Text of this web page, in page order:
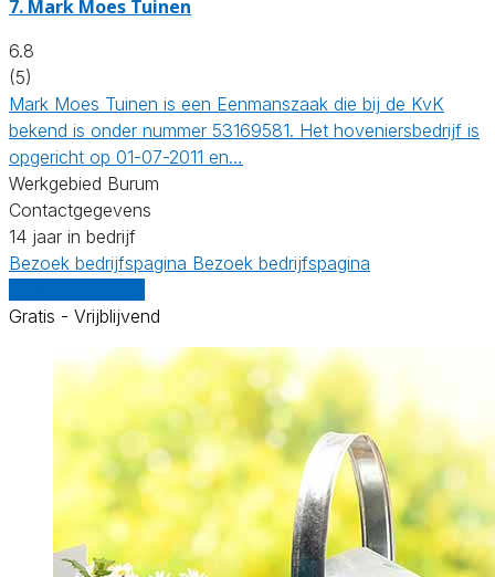
7. Mark Moes Tuinen
6.8
(5)
Mark Moes Tuinen is een Eenmanszaak die bij de KvK
bekend is onder nummer 53169581. Het hoveniersbedrijf is
opgericht op 01-07-2011 en…
Werkgebied Burum
Contactgegevens
14 jaar in bedrijf
Bezoek bedrijfspagina Bezoek bedrijfspagina
Gratis - Vrijblijvend